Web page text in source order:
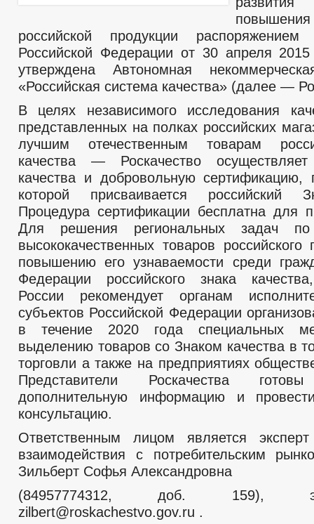
МЕСТНЫЕ НАЛОГИ
СТАТИСТИЧЕСКИЕ ДАННЫЕ
РАБОЧАЯ
РАБОЧАЯ ГРУППА ПО ПРОФИЛАКТИКЕ ПРАВОНАРУШЕНИЙ
КОМИССИЯ ПО СПИСАНИЮ ЗАДОЛЖЕННОСТИ ПО ПЛАТЕЖАМ В
ОБЩЕСТВЕННЫЙ СОВЕТ ПО РАССМОТРЕНИЮ ВОПРОСОВ
КООРДИНАЦИОННЫЙ СОВЕТ ПО РАЗВИТИЮ
ТРУДОУСТРОЙСТВА ОСУЖДЕННЫХ К ОБЯЗАТЕЛЬНЫМ И
ИНФОРМАЦИЯ О ЛИЦАХ, ПРОПАВШИХ БЕЗ ВЕСТИ
ЦЕЛЕВЫЕ ПРОГРАММЫ
ЗАКУПКА ТОВАРОВ, РАБОТ И УСЛУГ
СОВЕТ ДЕПУТАТОВ
ДЕПУТАТЫ
СТРУКТУРА, ПОЛНОМОЧИЯ,
КООРДИНАЦИОННЫЙ СОВЕТ
ГРАФИК
СОЦИАЛЬНЫЙ ПРОЕКТ — МУНИЦИПАЛЬНЫЙ
ПРОТИВОДЕЙСТВИЕ КОРРУПЦИИ
НПА
ИНЫЕ АКТЫ В СФЕРЕ
АНАЛИЗ ПРЕДОСТАВЛЕНИЯ
АНТИКОРРУПЦИОННАЯ ЭКСПЕРТИЗА
ФОРМЫ ДОКУМЕНТОВ, СВЯЗАННЫХ С ПРОТИВОДЕЙСТВИЕМ
СВЕДЕНИЯ О ДОХОДАХ, РАСХОДАХ, ОБ ИМУЩЕСТВЕ И
КОМИССИЯ ПО СОБЛЮДЕНИЮ ТРЕБОВАНИЙ К СЛУЖЕБНОМУ
ОБРАТНАЯ СВЯЗЬ ДЛЯ СООБЩЕНИЙ О ФАКТАХ КОРРУПЦИИ
ПРАВОВЫЕ АКТЫ
УСТАВ ПЕРЕЧНИ ПОРУЧЕНИЙ
2021
2020
2019
2018
ПРОЕКТЫ К ОБСУЖДЕНИЮ
ПРОЕКТЫ РЕШЕНИЙ
ПРОЕКТЫ РЕШЕНИЙ О
ПРОЕКТЫ АДМИНИСТРАТИВНЫХ РЕГЛАМЕНТОВ
_
ПЕРЕЧЕНЬ НПА, СОДЕРЖАЩИХ ОБЯЗАТЕЛЬНЫЕ ТРЕБОВАНИЯ
ПОСТАНОВЛЕНИЯ АДМИНИСТРАЦИИ
БЮДЖЕТ
БЮДЖЕТ ПО ГОДАМ
ОТЧЕТ ОБ ИСПОЛНЕНИИ БЮДЖЕТА
_
МУНИЦИПАЛЬНЫЕ УСЛУГИ
ПРЕДОСТАВЛЕНИЕ УСЛУГ ИНВАЛИДАМ
СТАНДАРТЫ МУНИЦИПАЛЬНЫХ УСЛУГ
ПЕРЕЧЕНЬ НПА, СОДЕРЖАЩИХ ОБЯЗАТЕЛЬНЫЕ ТРЕБОВАНИЯ,
российской продукции распоряжением
Российской Федерации от 30 апреля
утверждена Автономная
«Российская система качества» (далее —
В целях независимого исследования
представленных на полках российских
лучшим отечественным товарам
качества — Роскачество осуществляет
качества и добровольную сертификацию,
которой присваивается российский
Процедура сертификации бесплатна для
Для решения региональных задач по
высококачественных товаров российского
повышению его узнаваемости среди
Федерации российского знака
России рекомендует органам
субъектов Российской Федерации
в течение 2020 года специальных
выделению товаров со Знаком качества в
торговли а также на предприятиях
Представители Роскачества готовы
дополнительную информацию и
консультацию.
Ответственным лицом является
взаимодействия с потребительским
Зильберт Софья Александровна
(84957774312, доб. 159),
zilbert@roskachestvo.gov.ru .